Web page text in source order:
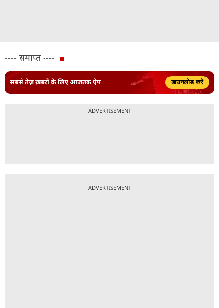
---- समाप्त ----
सबसे तेज़ ख़बरों के लिए आजतक ऐप डाउनलोड करें
ADVERTISEMENT
ADVERTISEMENT